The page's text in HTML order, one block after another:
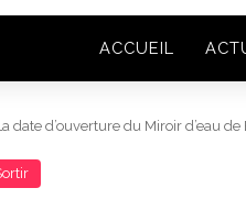
ACCUEIL
date d’ouverture du Miroir d’eau